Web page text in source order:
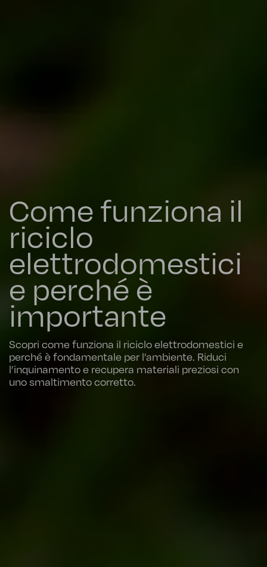
Come funziona il
riciclo
elettrodomestici
e perché è
importante
Scopri come funziona il riciclo elettrodomestici e
perché è fondamentale per l’ambiente. Riduci
l’inquinamento e recupera materiali preziosi con
uno smaltimento corretto.